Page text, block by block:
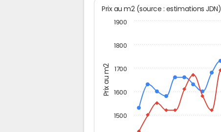
Prix au m2
Prix au m2 (source : estimations JDN)
1500
1600
1700
1800
1900